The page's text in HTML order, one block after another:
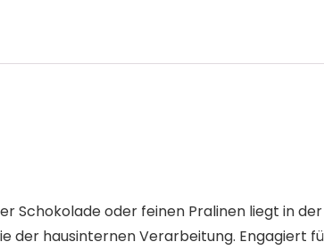
Schokolade oder feinen Pralinen liegt in
der hausinternen Verarbeitung. Engagiert